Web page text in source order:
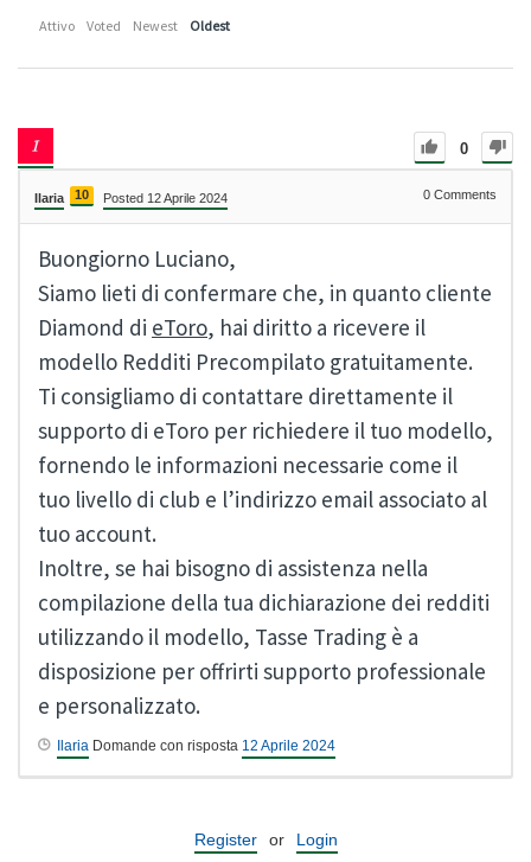
Attivo Voted Newest Oldest
0
Ilaria 10 Posted 12 Aprile 2024 0 Comments
Buongiorno Luciano,
Siamo lieti di confermare che, in quanto cliente
Diamond di eToro, hai diritto a ricevere il
modello Redditi Precompilato gratuitamente.
Ti consigliamo di contattare direttamente il
supporto di eToro per richiedere il tuo modello,
fornendo le informazioni necessarie come il
tuo livello di club e l’indirizzo email associato al
tuo account.
Inoltre, se hai bisogno di assistenza nella
compilazione della tua dichiarazione dei redditi
utilizzando il modello, Tasse Trading è a
disposizione per offrirti supporto professionale
e personalizzato.
Ilaria Domande con risposta 12 Aprile 2024
Register or Login